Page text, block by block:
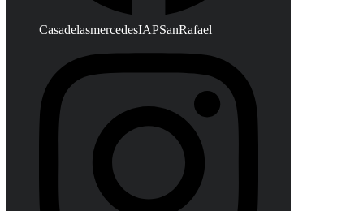
CasadelasmercedesIAPSanRafael